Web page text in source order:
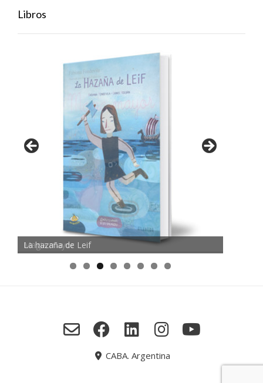
Libros
Magia mayor
CABA. Argentina